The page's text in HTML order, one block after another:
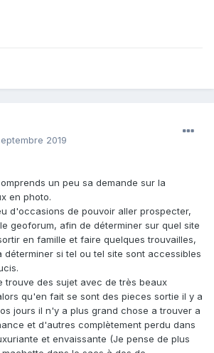
2019
un peu sa demande sur la
en photo.
d'occasions de pouvoir aller prospecter,
geoforum, afin de déterminer sur quel site
en famille et faire quelques trouvailles,
si tel ou tel site sont accessibles
trouve des sujet avec de très beaux
qu'en fait se sont des pieces sortie il y a
jours il n'y a plus grand chose a trouver a
et d'autres complètement perdu dans
et envaissante (Je pense de plus